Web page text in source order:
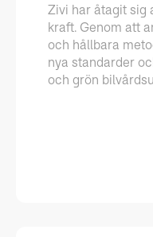
Zivi har åtagit sig
kraft. Genom att
och hållbara
nya standarder
och grön